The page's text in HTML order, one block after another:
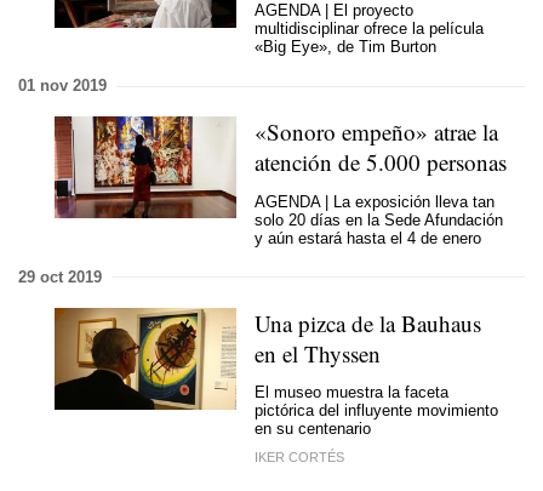
AGENDA | El proyecto
multidisciplinar ofrece la película
«Big Eye», de Tim Burton
01 nov 2019
«Sonoro empeño» atrae la
atención de 5.000 personas
AGENDA | La exposición lleva tan
solo 20 días en la Sede Afundación
y aún estará hasta el 4 de enero
29 oct 2019
Una pizca de la Bauhaus
en el Thyssen
El museo muestra la faceta
pictórica del influyente movimiento
en su centenario
IKER CORTÉS